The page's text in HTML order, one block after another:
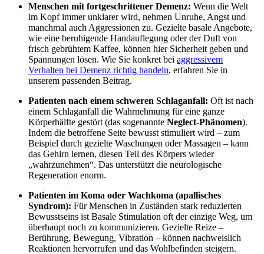
Menschen mit fortgeschrittener Demenz: Wenn die Welt
im Kopf immer unklarer wird, nehmen Unruhe, Angst und
manchmal auch Aggressionen zu. Gezielte basale Angebote,
wie eine beruhigende Handauflegung oder der Duft von
frisch gebrühtem Kaffee, können hier Sicherheit geben und
Spannungen lösen. Wie Sie konkret bei aggressivem
Verhalten bei Demenz richtig handeln, erfahren Sie in
unserem passenden Beitrag.
Patienten nach einem schweren Schlaganfall: Oft ist nach
einem Schlaganfall die Wahrnehmung für eine ganze
Körperhälfte gestört (das sogenannte Neglect-Phänomen).
Indem die betroffene Seite bewusst stimuliert wird – zum
Beispiel durch gezielte Waschungen oder Massagen – kann
das Gehirn lernen, diesen Teil des Körpers wieder
„wahrzunehmen“. Das unterstützt die neurologische
Regeneration enorm.
Patienten im Koma oder Wachkoma (apallisches
Syndrom): Für Menschen in Zuständen stark reduzierten
Bewusstseins ist Basale Stimulation oft der einzige Weg, um
überhaupt noch zu kommunizieren. Gezielte Reize –
Berührung, Bewegung, Vibration – können nachweislich
Reaktionen hervorrufen und das Wohlbefinden steigern.